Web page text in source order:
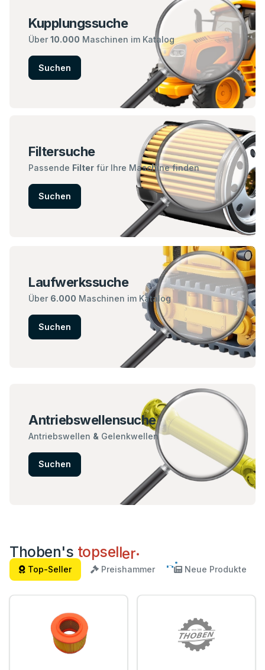
Kupplungssuche
Über 10.000 Maschinen im Katalog
Suchen
Filtersuche
Passende Filter für Ihre Maschine finden
Suchen
Laufwerkssuche
Über 6.000 Maschinen im Katalog
Suchen
Antriebswellensuche
Antriebswellen & Gelenkwellen
Suchen
Thoben's topseller.
Top-Seller Preishammer Neue Produkte